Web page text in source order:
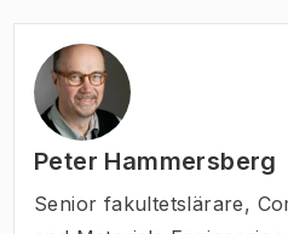
Peter Hammersberg
Senior fakultetslärare,